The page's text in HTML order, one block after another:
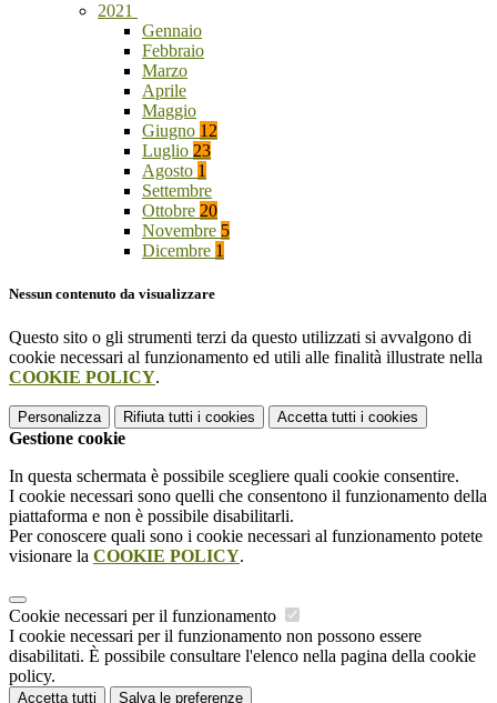
2021
Gennaio
Febbraio
Marzo
Aprile
Maggio
Giugno 12
Luglio 23
Agosto 1
Settembre
Ottobre 20
Novembre 5
Dicembre 1
Nessun contenuto da visualizzare
Questo sito o gli strumenti terzi da questo utilizzati si avvalgono di
cookie necessari al funzionamento ed utili alle finalità illustrate nella
COOKIE POLICY.
Personalizza Rifiuta tutti i cookies Accetta tutti i cookies
Gestione cookie
In questa schermata è possibile scegliere quali cookie consentire.
I cookie necessari sono quelli che consentono il funzionamento della
piattaforma e non è possibile disabilitarli.
Per conoscere quali sono i cookie necessari al funzionamento potete
visionare la COOKIE POLICY.
Cookie necessari per il funzionamento
I cookie necessari per il funzionamento non possono essere
disabilitati. È possibile consultare l'elenco nella pagina della cookie
policy.
Accetta tutti Salva le preferenze